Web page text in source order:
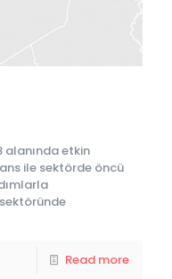
alanında etkin
ile sektörde öncü
Read more